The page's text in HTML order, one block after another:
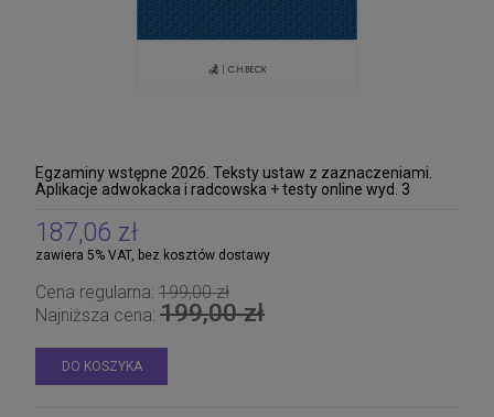
Egzaminy wstępne 2026. Teksty ustaw z zaznaczeniami.
Aplikacje adwokacka i radcowska + testy online wyd. 3
187,06 zł
zawiera 5% VAT, bez kosztów dostawy
Cena regularna: 199,00 zł
Najniższa cena: 199,00 zł
DO KOSZYKA